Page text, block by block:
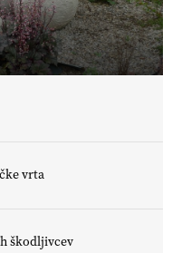
vrta
škodljivcev